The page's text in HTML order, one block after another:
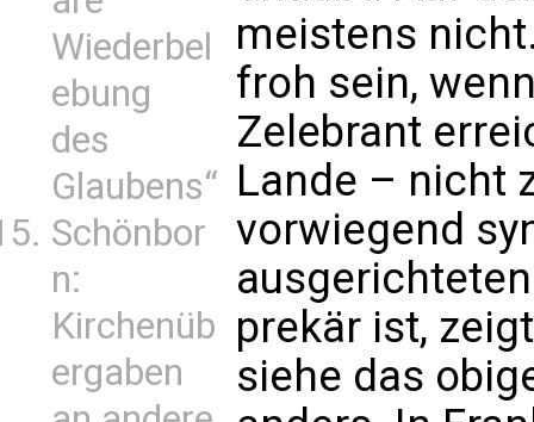
Wiederbel
ebung
des
Glaubens“
Schönbor
n:
Kirchenüb
ergaben
meistens
froh sein,
Zelebrant
Lande – nicht
vorwiegend
prekär ist,
siehe das